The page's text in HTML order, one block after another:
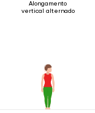
Alongamento
vertical alternado